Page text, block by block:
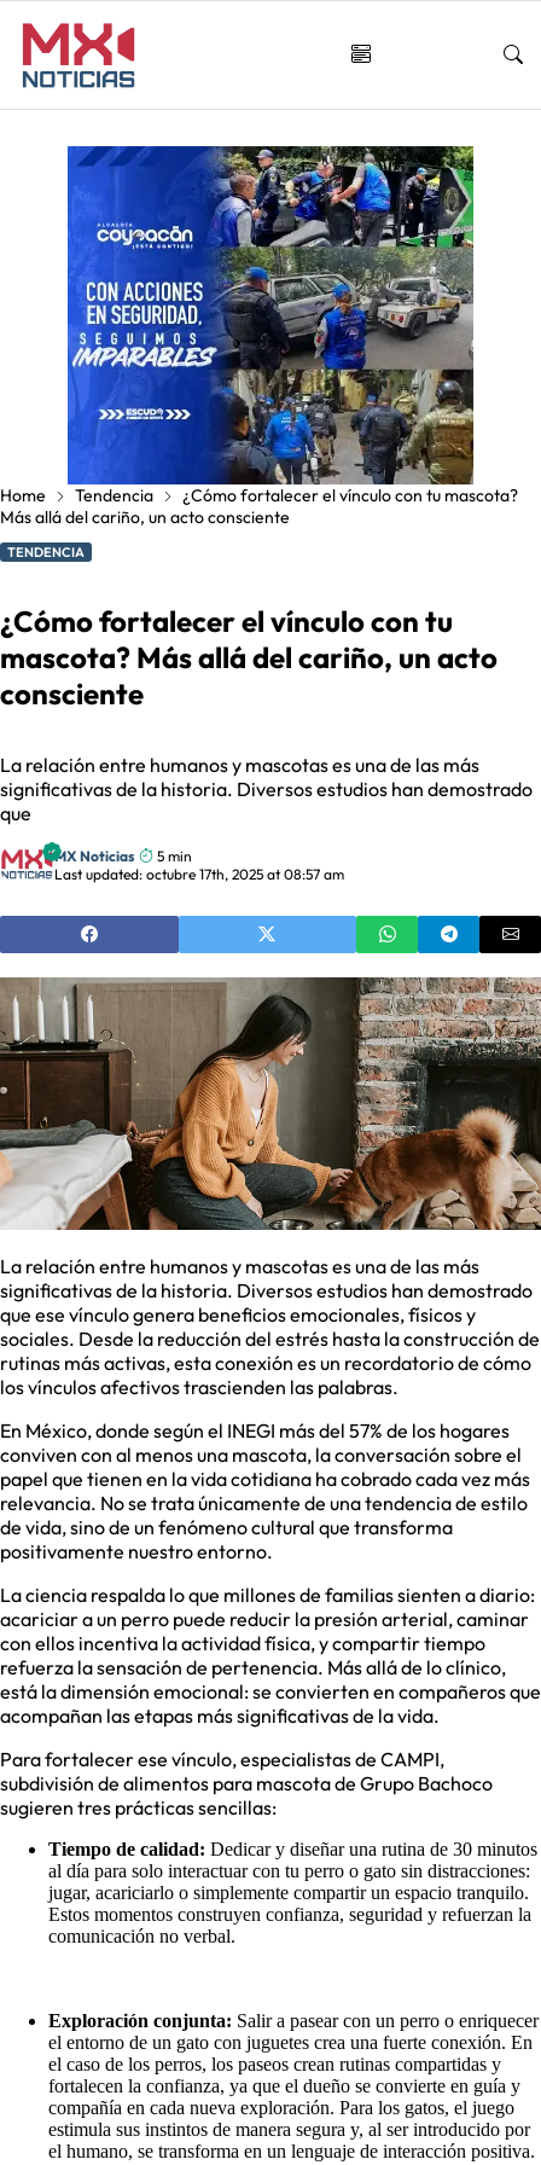
Home Tendencia
¿Cómo fortalecer el vínculo con tu mascota?
Más allá del cariño, un acto consciente
TENDENCIA
¿Cómo fortalecer el vínculo con tu
mascota? Más allá del cariño, un acto
consciente
La relación entre humanos y mascotas es una de las más
significativas de la historia. Diversos estudios han demostrado
que
MX Noticias
5 min
Last updated: octubre 17th, 2025 at 08:57 am
La relación entre humanos y mascotas es una de las más
significativas de la historia. Diversos estudios han demostrado
que ese vínculo genera beneficios emocionales, físicos y
sociales. Desde la reducción del estrés hasta la construcción de
rutinas más activas, esta conexión es un recordatorio de cómo
los vínculos afectivos trascienden las palabras.
En México, donde según el INEGI más del 57% de los hogares
conviven con al menos una mascota, la conversación sobre el
papel que tienen en la vida cotidiana ha cobrado cada vez más
relevancia. No se trata únicamente de una tendencia de estilo
de vida, sino de un fenómeno cultural que transforma
positivamente nuestro entorno.
La ciencia respalda lo que millones de familias sienten a diario:
acariciar a un perro puede reducir la presión arterial, caminar
con ellos incentiva la actividad física, y compartir tiempo
refuerza la sensación de pertenencia. Más allá de lo clínico,
está la dimensión emocional: se convierten en compañeros que
acompañan las etapas más significativas de la vida.
Para fortalecer ese vínculo, especialistas de CAMPI,
subdivisión de alimentos para mascota de Grupo Bachoco
sugieren tres prácticas sencillas:
Tiempo de calidad: Dedicar y diseñar una rutina de 30 minutos
al día para solo interactuar con tu perro o gato sin distracciones:
jugar, acariciarlo o simplemente compartir un espacio tranquilo.
Estos momentos construyen confianza, seguridad y refuerzan la
comunicación no verbal.
Exploración conjunta: Salir a pasear con un perro o enriquecer
el entorno de un gato con juguetes crea una fuerte conexión. En
el caso de los perros, los paseos crean rutinas compartidas y
fortalecen la confianza, ya que el dueño se convierte en guía y
compañía en cada nueva exploración. Para los gatos, el juego
estimula sus instintos de manera segura y, al ser introducido por
el humano, se transforma en un lenguaje de interacción positiva.